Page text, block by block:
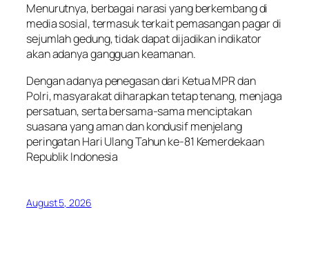
Menurutnya, berbagai narasi yang berkembang di
media sosial, termasuk terkait pemasangan pagar di
sejumlah gedung, tidak dapat dijadikan indikator
akan adanya gangguan keamanan.
Dengan adanya penegasan dari Ketua MPR dan
Polri, masyarakat diharapkan tetap tenang, menjaga
persatuan, serta bersama-sama menciptakan
suasana yang aman dan kondusif menjelang
peringatan Hari Ulang Tahun ke-81 Kemerdekaan
Republik Indonesia
August 5, 2026